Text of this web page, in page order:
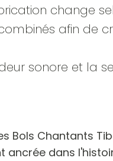
change
afin de
sonore et la
Bols Chantants
ancrée dans